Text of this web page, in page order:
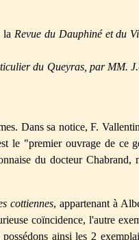
la Revue du Dauphiné et du
du Queyras, par
Dans sa notice, F.
le "premier ouvrage de ce
du docteur Chabrand,
cottiennes, appartenant à
coïncidence, l'autre
ainsi les 2